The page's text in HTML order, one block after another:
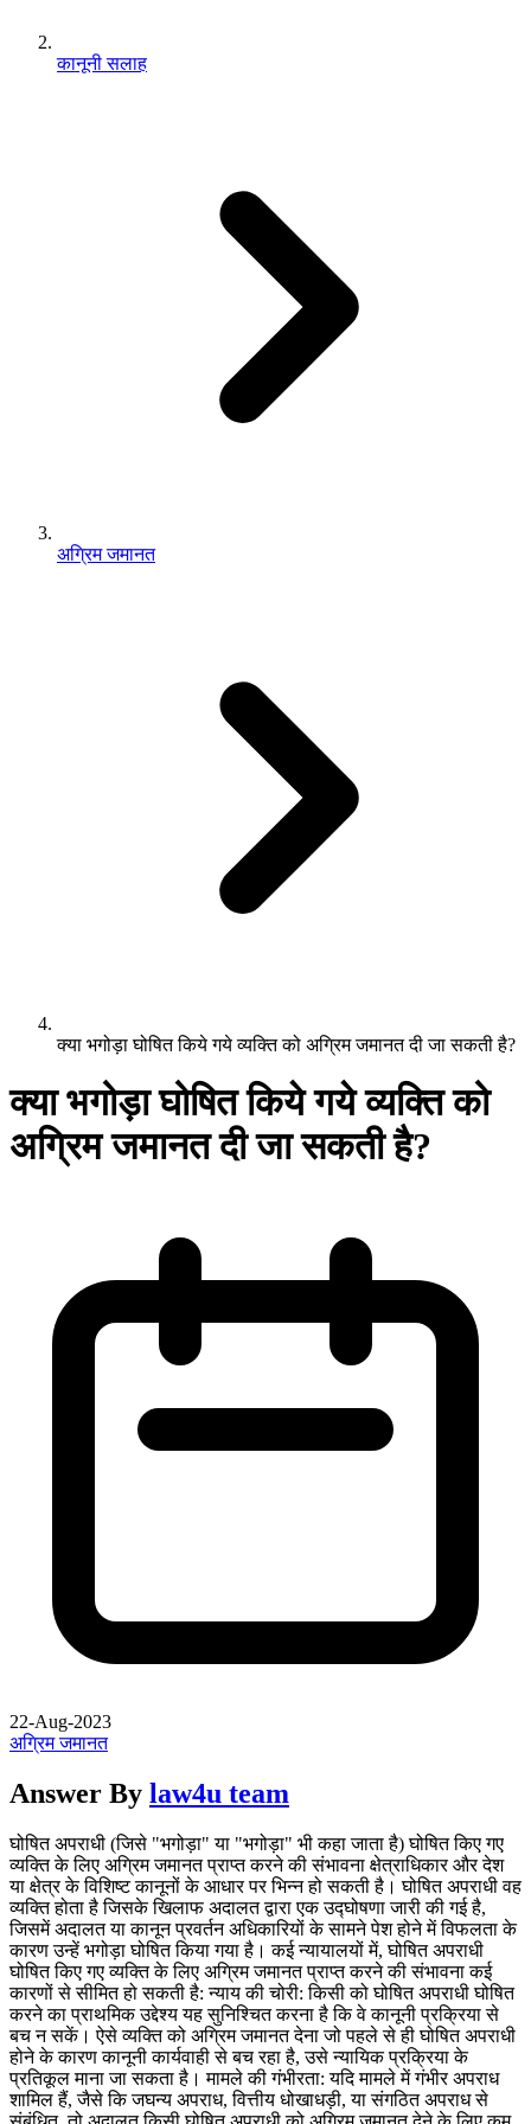
कानूनी सलाह
अग्रिम जमानत
क्या भगोड़ा घोषित किये गये व्यक्ति को अग्रिम जमानत दी जा सकती है?
क्या भगोड़ा घोषित किये गये व्यक्ति को
अग्रिम जमानत दी जा सकती है?
22-Aug-2023
अग्रिम जमानत
Answer By law4u team
घोषित अपराधी (जिसे "भगोड़ा" या "भगोड़ा" भी कहा जाता है) घोषित किए गए
व्यक्ति के लिए अग्रिम जमानत प्राप्त करने की संभावना क्षेत्राधिकार और देश
या क्षेत्र के विशिष्ट कानूनों के आधार पर भिन्न हो सकती है। घोषित अपराधी वह
व्यक्ति होता है जिसके खिलाफ अदालत द्वारा एक उद्घोषणा जारी की गई है,
जिसमें अदालत या कानून प्रवर्तन अधिकारियों के सामने पेश होने में विफलता के
कारण उन्हें भगोड़ा घोषित किया गया है। कई न्यायालयों में, घोषित अपराधी
घोषित किए गए व्यक्ति के लिए अग्रिम जमानत प्राप्त करने की संभावना कई
कारणों से सीमित हो सकती है: न्याय की चोरी: किसी को घोषित अपराधी घोषित
करने का प्राथमिक उद्देश्य यह सुनिश्चित करना है कि वे कानूनी प्रक्रिया से
बच न सकें। ऐसे व्यक्ति को अग्रिम जमानत देना जो पहले से ही घोषित अपराधी
होने के कारण कानूनी कार्यवाही से बच रहा है, उसे न्यायिक प्रक्रिया के
प्रतिकूल माना जा सकता है। मामले की गंभीरता: यदि मामले में गंभीर अपराध
शामिल हैं, जैसे कि जघन्य अपराध, वित्तीय धोखाधड़ी, या संगठित अपराध से